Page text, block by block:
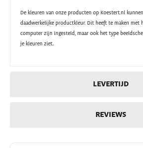
LEVERTIJD
REVIEWS
De kleuren van onze producten op Koestert.nl
daadwerkelijke productkleur. Dit heeft te maken met
computer zijn ingesteld, maar ook het type
je kleuren ziet.